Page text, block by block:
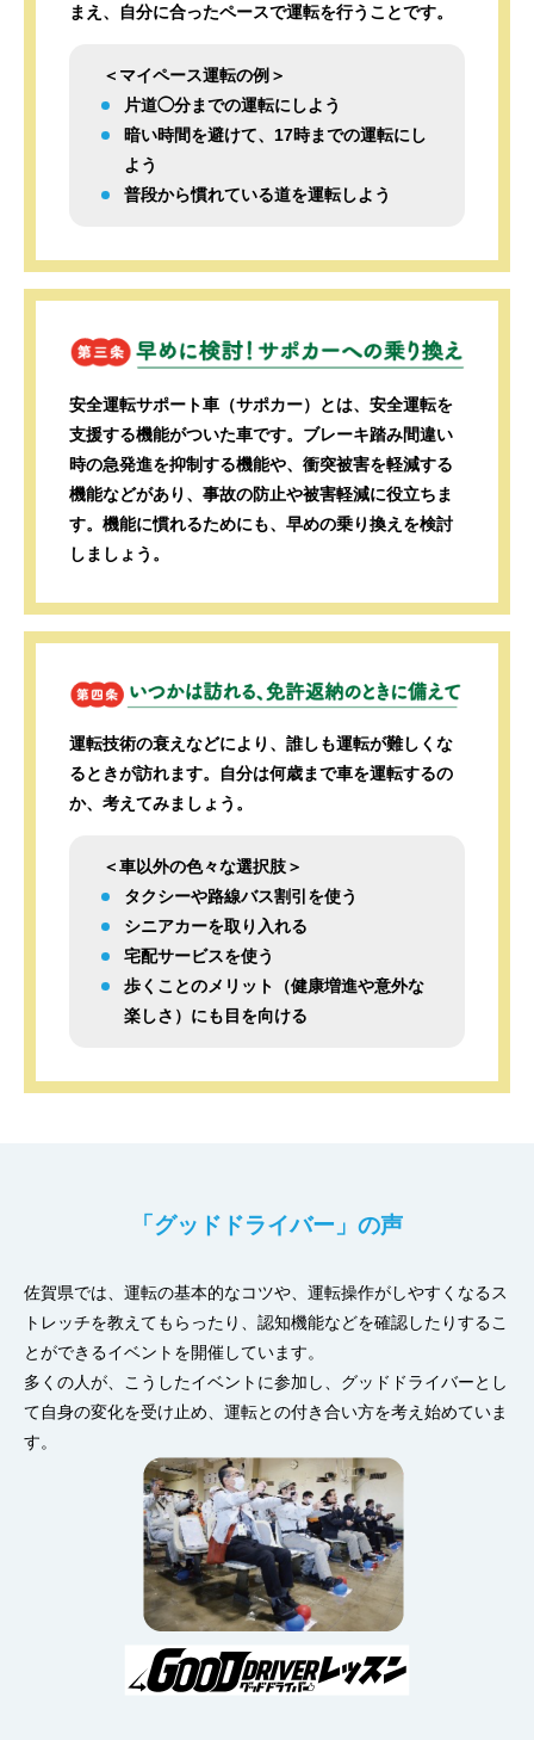
まえ、自分に合ったペースで運転を行うことです。
＜マイペース運転の例＞
片道◯分までの運転にしよう
暗い時間を避けて、17時までの運転にし
よう
普段から慣れている道を運転しよう
安全運転サポート車（サポカー）とは、安全運転を
支援する機能がついた車です。ブレーキ踏み間違い
時の急発進を抑制する機能や、衝突被害を軽減する
機能などがあり、事故の防止や被害軽減に役立ちま
す。機能に慣れるためにも、早めの乗り換えを検討
しましょう。
運転技術の衰えなどにより、誰しも運転が難しくな
るときが訪れます。自分は何歳まで車を運転するの
か、考えてみましょう。
＜車以外の色々な選択肢＞
タクシーや路線バス割引を使う
シニアカーを取り入れる
宅配サービスを使う
歩くことのメリット（健康増進や意外な
楽しさ）にも目を向ける
「グッドドライバー」の声
佐賀県では、運転の基本的なコツや、運転操作がしやすくなるス
トレッチを教えてもらったり、認知機能などを確認したりするこ
とができるイベントを開催しています。
多くの人が、こうしたイベントに参加し、グッドドライバーとし
て自身の変化を受け止め、運転との付き合い方を考え始めていま
す。